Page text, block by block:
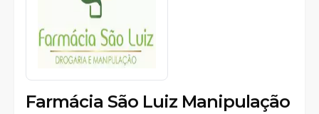
Farmácia São Luiz Manipulação